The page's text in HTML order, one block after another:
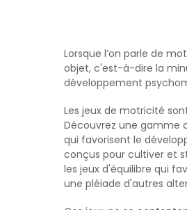
Lorsque l’on parle de
objet, c'est-à-dire la
développement
Les jeux de motricité
Découvrez une gamme
qui favorisent le
conçus pour cultiver et
les jeux d'équilibre qui
une pléiade d'autres